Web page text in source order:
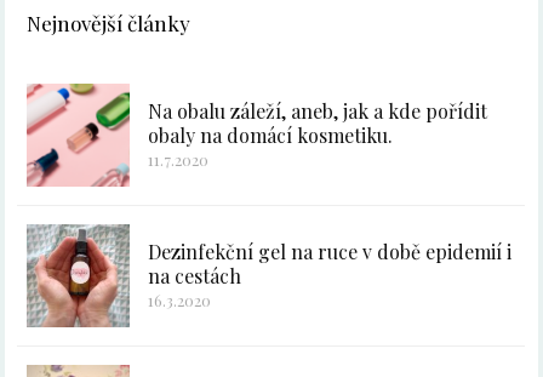
Nejnovější články
Na obalu záleží, aneb, jak a kde pořídit
obaly na domácí kosmetiku.
11.7.2020
Dezinfekční gel na ruce v době epidemií i
na cestách
16.3.2020